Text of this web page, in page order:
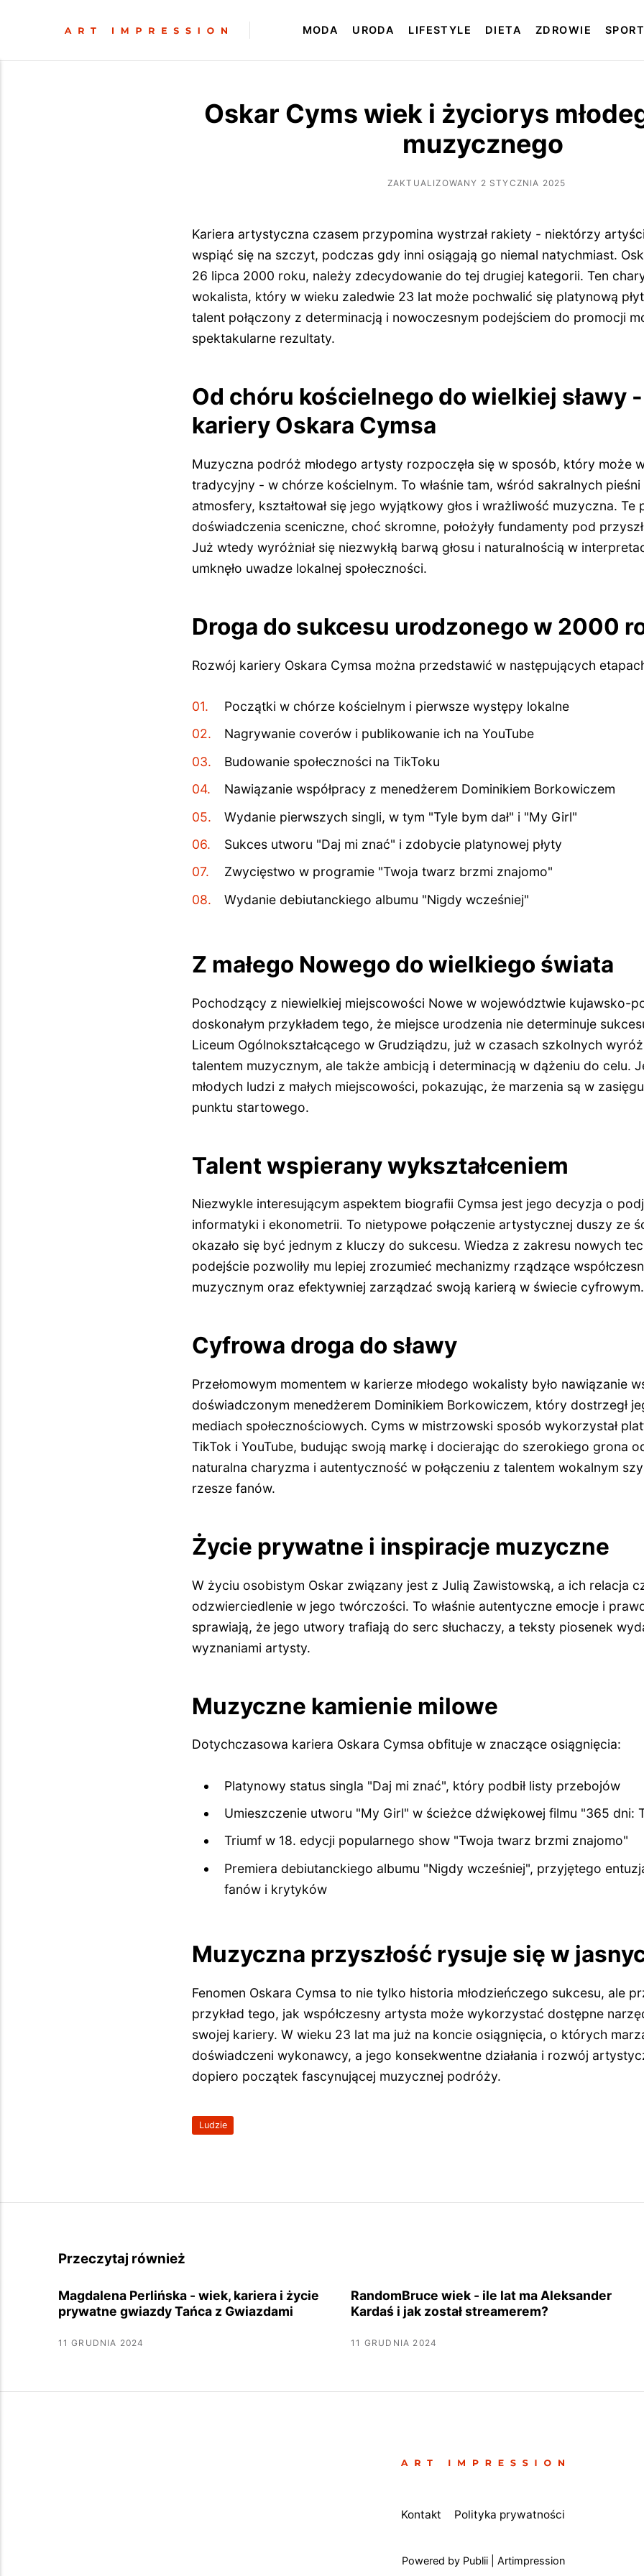
MODA URODA LIFESTYLE DIETA ZDROWIE
Oskar Cyms wiek i życiorys
muzycznego
ZAKTUALIZOWANY 2 STYCZNIA 2025
Kariera artystyczna czasem przypomina wystrzał rakiety - niektórzy
wspiąć się na szczyt, podczas gdy inni osiągają go niemal natychmiast.
26 lipca 2000 roku, należy zdecydowanie do tej drugiej kategorii. Ten
wokalista, który w wieku zaledwie 23 lat może pochwalić się platynową
talent połączony z determinacją i nowoczesnym podejściem do promocji
spektakularne rezultaty.
Od chóru kościelnego do wielkiej sławy
kariery Oskara Cymsa
Muzyczna podróż młodego artysty rozpoczęła się w sposób, który może
tradycyjny - w chórze kościelnym. To właśnie tam, wśród sakralnych
atmosfery, kształtował się jego wyjątkowy głos i wrażliwość muzyczna. Te
doświadczenia sceniczne, choć skromne, położyły fundamenty pod
Już wtedy wyróżniał się niezwykłą barwą głosu i naturalnością w
umknęło uwadze lokalnej społeczności.
Droga do sukcesu urodzonego w 2000
Rozwój kariery Oskara Cymsa można przedstawić w następujących
Początki w chórze kościelnym i pierwsze występy lokalne
Nagrywanie coverów i publikowanie ich na YouTube
Budowanie społeczności na TikToku
Nawiązanie współpracy z menedżerem Dominikiem Borkowiczem
Wydanie pierwszych singli, w tym "Tyle bym dał" i "My Girl"
Sukces utworu "Daj mi znać" i zdobycie platynowej płyty
Zwycięstwo w programie "Twoja twarz brzmi znajomo"
Wydanie debiutanckiego albumu "Nigdy wcześniej"
Z małego Nowego do wielkiego świata
Pochodzący z niewielkiej miejscowości Nowe w województwie kujawsko-
doskonałym przykładem tego, że miejsce urodzenia nie determinuje
Liceum Ogólnokształcącego w Grudziądzu, już w czasach szkolnych
talentem muzycznym, ale także ambicją i determinacją w dążeniu do celu.
młodych ludzi z małych miejscowości, pokazując, że marzenia są w
punktu startowego.
Talent wspierany wykształceniem
Niezwykle interesującym aspektem biografii Cymsa jest jego decyzja o
informatyki i ekonometrii. To nietypowe połączenie artystycznej duszy ze
okazało się być jednym z kluczy do sukcesu. Wiedza z zakresu nowych
podejście pozwoliły mu lepiej zrozumieć mechanizmy rządzące
muzycznym oraz efektywniej zarządzać swoją karierą w świecie cyfrowym.
Cyfrowa droga do sławy
Przełomowym momentem w karierze młodego wokalisty było nawiązanie
doświadczonym menedżerem Dominikiem Borkowiczem, który dostrzegł
mediach społecznościowych. Cyms w mistrzowski sposób wykorzystał
TikTok i YouTube, budując swoją markę i docierając do szerokiego grona
naturalna charyzma i autentyczność w połączeniu z talentem wokalnym
rzesze fanów.
Życie prywatne i inspiracje muzyczne
W życiu osobistym Oskar związany jest z Julią Zawistowską, a ich relacja
odzwierciedlenie w jego twórczości. To właśnie autentyczne emocje i
sprawiają, że jego utwory trafiają do serc słuchaczy, a teksty piosenek
wyznaniami artysty.
Muzyczne kamienie milowe
Dotychczasowa kariera Oskara Cymsa obfituje w znaczące osiągnięcia:
Platynowy status singla "Daj mi znać", który podbił listy przebojów
Umieszczenie utworu "My Girl" w ścieżce dźwiękowej filmu "365 dni:
Triumf w 18. edycji popularnego show "Twoja twarz brzmi znajomo"
Premiera debiutanckiego albumu "Nigdy wcześniej", przyjętego
fanów i krytyków
Muzyczna przyszłość rysuje się w
Fenomen Oskara Cymsa to nie tylko historia młodzieńczego sukcesu, ale
przykład tego, jak współczesny artysta może wykorzystać dostępne
swojej kariery. W wieku 23 lat ma już na koncie osiągnięcia, o których
doświadczeni wykonawcy, a jego konsekwentne działania i rozwój
dopiero początek fascynującej muzycznej podróży.
Ludzie
Przeczytaj również
Magdalena Perlińska - wiek, kariera i życie
prywatne gwiazdy Tańca z Gwiazdami
11 GRUDNIA 2024
RandomBruce wiek - ile lat ma Aleksander
Kardaś i jak został streamerem?
11 GRUDNIA 2024
Kontakt Polityka prywatności
Powered by Publii | Artimpression